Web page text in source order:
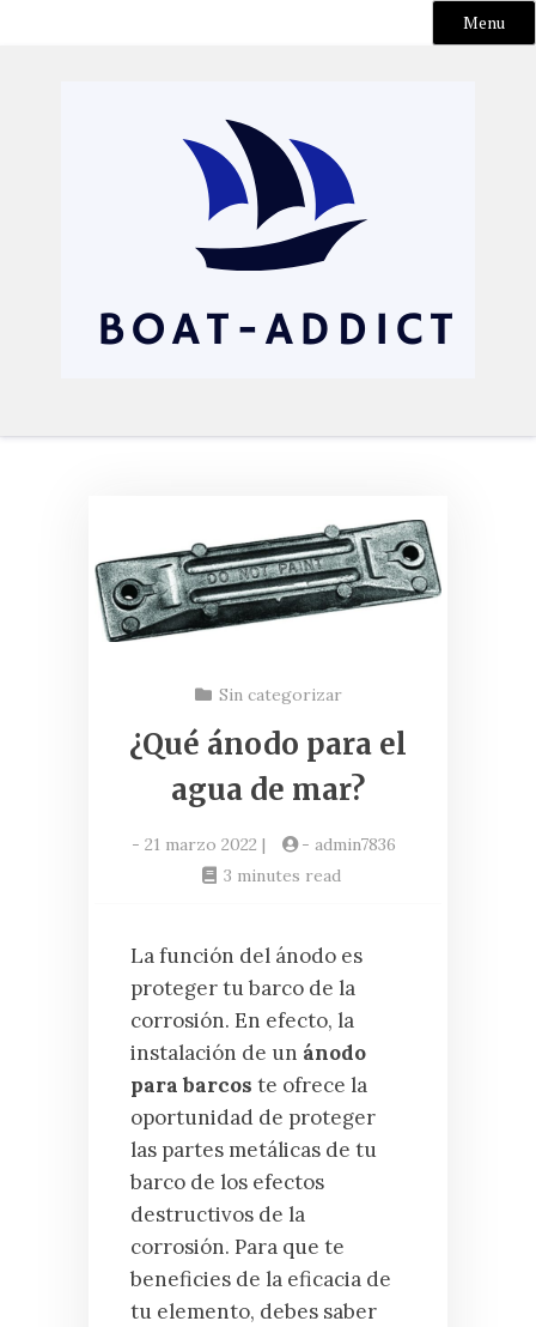
Menu
Sin categorizar
¿Qué ánodo para el
agua de mar?
- 21 marzo 2022 | - admin7836
3 minutes read
La función del ánodo es
proteger tu barco de la
corrosión. En efecto, la
instalación de un ánodo
para barcos te ofrece la
oportunidad de proteger
las partes metálicas de tu
barco de los efectos
destructivos de la
corrosión. Para que te
beneficies de la eficacia de
tu elemento, debes saber